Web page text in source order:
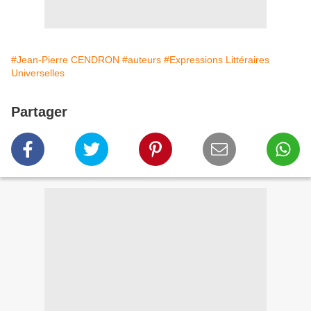
#Jean-Pierre CENDRON #auteurs #Expressions Littéraires
Universelles
Partager